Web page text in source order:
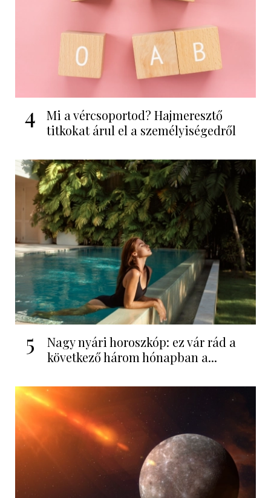
4
Mi a vércsoportod? Hajmeresztő
titkokat árul el a személyiségedről
5
Nagy nyári horoszkóp: ez vár rád a
következő három hónapban a...